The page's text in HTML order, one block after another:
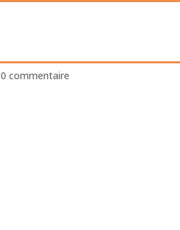
0 commentaire